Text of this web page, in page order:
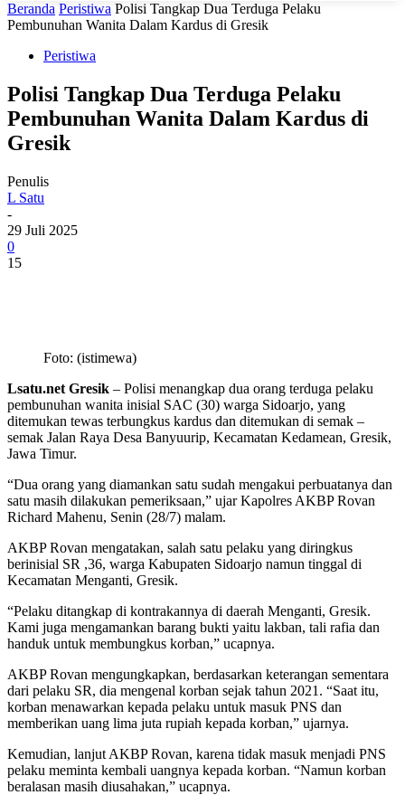
Beranda Peristiwa Polisi Tangkap Dua Terduga Pelaku
Pembunuhan Wanita Dalam Kardus di Gresik
Peristiwa
Polisi Tangkap Dua Terduga Pelaku
Pembunuhan Wanita Dalam Kardus di
Gresik
Penulis
L Satu
-
29 Juli 2025
0
15
Foto: (istimewa)
Lsatu.net Gresik – Polisi menangkap dua orang terduga pelaku
pembunuhan wanita inisial SAC (30) warga Sidoarjo, yang
ditemukan tewas terbungkus kardus dan ditemukan di semak –
semak Jalan Raya Desa Banyuurip, Kecamatan Kedamean, Gresik,
Jawa Timur.
“Dua orang yang diamankan satu sudah mengakui perbuatanya dan
satu masih dilakukan pemeriksaan,” ujar Kapolres AKBP Rovan
Richard Mahenu, Senin (28/7) malam.
AKBP Rovan mengatakan, salah satu pelaku yang diringkus
berinisial SR ,36, warga Kabupaten Sidoarjo namun tinggal di
Kecamatan Menganti, Gresik.
“Pelaku ditangkap di kontrakannya di daerah Menganti, Gresik.
Kami juga mengamankan barang bukti yaitu lakban, tali rafia dan
handuk untuk membungkus korban,” ucapnya.
AKBP Rovan mengungkapkan, berdasarkan keterangan sementara
dari pelaku SR, dia mengenal korban sejak tahun 2021. “Saat itu,
korban menawarkan kepada pelaku untuk masuk PNS dan
memberikan uang lima juta rupiah kepada korban,” ujarnya.
Kemudian, lanjut AKBP Rovan, karena tidak masuk menjadi PNS
pelaku meminta kembali uangnya kepada korban. “Namun korban
beralasan masih diusahakan,” ucapnya.